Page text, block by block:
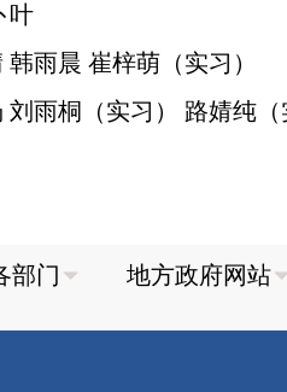
叶
雨晨 崔梓萌（实习）
刘雨桐（实习） 路婧纯